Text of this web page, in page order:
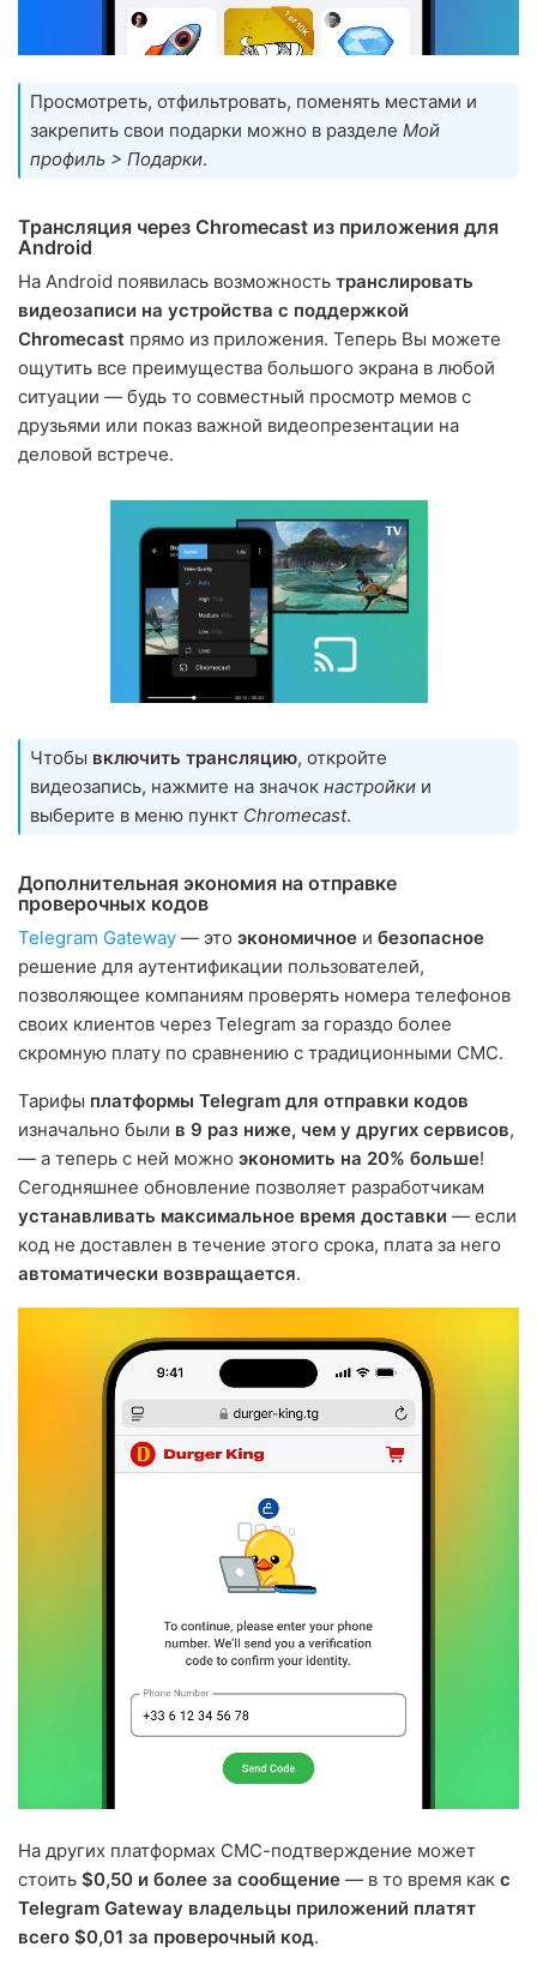
Просмотреть, отфильтровать, поменять местами и
закрепить свои подарки можно в разделе Мой
профиль > Подарки.
Трансляция через Chromecast из приложения для
Android
На Android появилась возможность транслировать
видеозаписи на устройства с поддержкой
Chromecast прямо из приложения. Теперь Вы можете
ощутить все преимущества большого экрана в любой
ситуации — будь то совместный просмотр мемов с
друзьями или показ важной видеопрезентации на
деловой встрече.
Чтобы включить трансляцию, откройте
видеозапись, нажмите на значок настройки и
выберите в меню пункт Chromecast.
Дополнительная экономия на отправке
проверочных кодов
Telegram Gateway — это экономичное и безопасное
решение для аутентификации пользователей,
позволяющее компаниям проверять номера телефонов
своих клиентов через Telegram за гораздо более
скромную плату по сравнению с традиционными СМС.
Тарифы платформы Telegram для отправки кодов
изначально были в 9 раз ниже, чем у других сервисов,
— а теперь с ней можно экономить на 20% больше!
Сегодняшнее обновление позволяет разработчикам
устанавливать максимальное время доставки — если
код не доставлен в течение этого срока, плата за него
автоматически возвращается.
На других платформах СМС-подтверждение может
стоить $0,50 и более за сообщение — в то время как с
Telegram Gateway владельцы приложений платят
всего $0,01 за проверочный код.